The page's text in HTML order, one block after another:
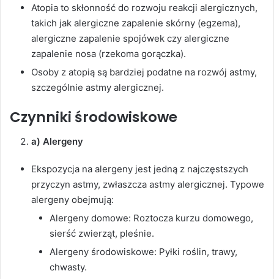
Atopia to skłonność do rozwoju reakcji alergicznych,
takich jak alergiczne zapalenie skórny (egzema),
alergiczne zapalenie spojówek czy alergiczne
zapalenie nosa (rzekoma gorączka).
Osoby z atopią są bardziej podatne na rozwój astmy,
szczególnie astmy alergicznej.
Czynniki środowiskowe
a) Alergeny
Ekspozycja na alergeny jest jedną z najczęstszych
przyczyn astmy, zwłaszcza astmy alergicznej. Typowe
alergeny obejmują:
Alergeny domowe: Roztocza kurzu domowego,
sierść zwierząt, pleśnie.
Alergeny środowiskowe: Pyłki roślin, trawy,
chwasty.